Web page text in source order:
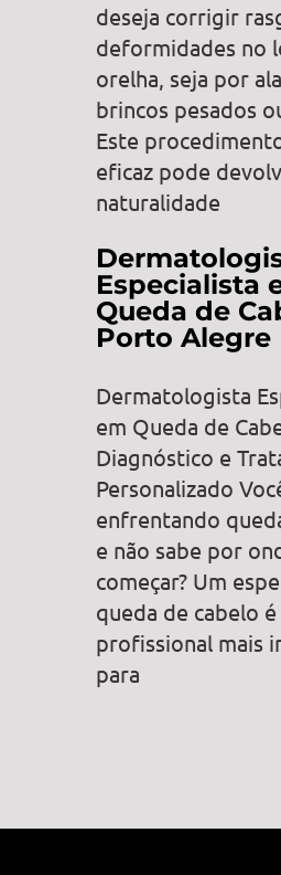
deseja corrigir
deformidades no
orelha, seja por
brincos pesados
Este
eficaz pode
naturalidade
Especialista
Queda de
Porto Alegre
Dermatologista
em Queda de
Diagnóstico e
Personalizado
enfrentando
e não sabe por
começar? Um
queda de cabelo é
profissional mais
para